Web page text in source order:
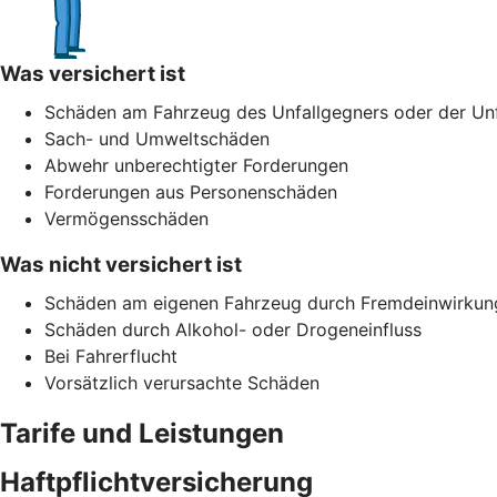
Was versichert ist
Schäden am Fahrzeug des Unfallgegners oder der
Sach- und Umweltschäden
Abwehr unberechtigter Forderungen
Forderungen aus Personenschäden
Vermögensschäden
Was nicht versichert ist
Schäden am eigenen Fahrzeug durch
Schäden durch Alkohol- oder Drogeneinfluss
Bei Fahrerflucht
Vorsätzlich verursachte Schäden
Tarife und Leistungen
Haftpflichtversicherung